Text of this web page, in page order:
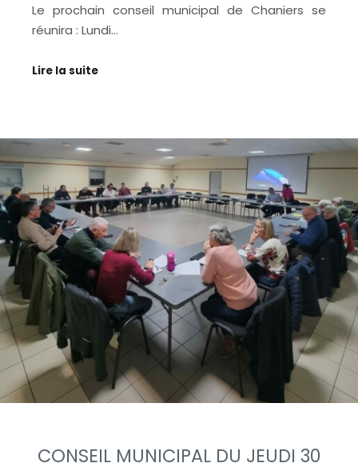
Le prochain conseil municipal de Chaniers se
réunira : Lundi…
Lire la suite
CONSEIL MUNICIPAL DU JEUDI 30